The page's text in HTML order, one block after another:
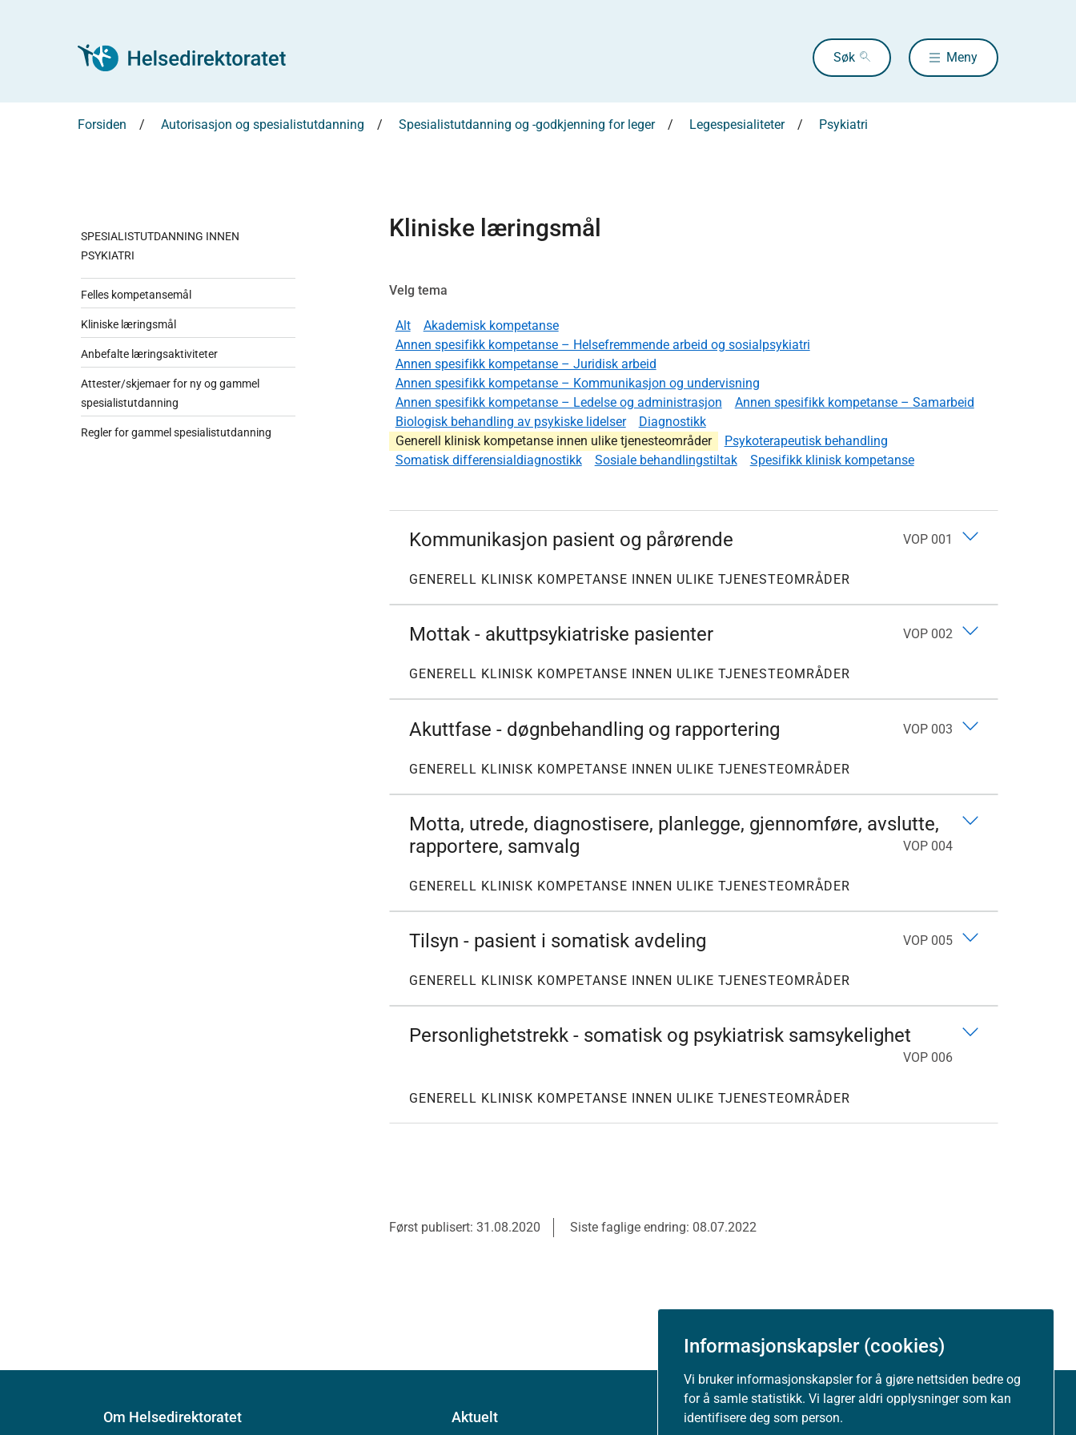
Informasjonskapsler (cookies)
Vi bruker informasjonskapsler for å gjøre nettsiden bedre og
for å samle statistikk. Vi lagrer aldri opplysninger som kan
identifisere deg som person.
Søk Meny
Forsiden Autorisasjon og spesialistutdanning Spesialistutdanning og -godkjenning for leger Legespesialiteter Psykiatri
SPESIALISTUTDANNING INNEN
PSYKIATRI
Felles kompetansemål
Kliniske læringsmål
Anbefalte læringsaktiviteter
Attester/skjemaer for ny og gammel
spesialistutdanning
Regler for gammel spesialistutdanning
Kliniske læringsmål
Velg tema
Alt
Akademisk kompetanse
Annen spesifikk kompetanse – Helsefremmende arbeid og sosialpsykiatri
Annen spesifikk kompetanse – Juridisk arbeid
Annen spesifikk kompetanse – Kommunikasjon og undervisning
Annen spesifikk kompetanse – Ledelse og administrasjon
Annen spesifikk kompetanse – Samarbeid
Biologisk behandling av psykiske lidelser
Diagnostikk
Generell klinisk kompetanse innen ulike tjenesteområder
Psykoterapeutisk behandling
Somatisk differensialdiagnostikk
Sosiale behandlingstiltak Spesifikk klinisk kompetanse
Kommunikasjon pasient og pårørende VOP 001
GENERELL KLINISK KOMPETANSE INNEN ULIKE TJENESTEOMRÅDER
Mottak - akuttpsykiatriske pasienter VOP 002
GENERELL KLINISK KOMPETANSE INNEN ULIKE TJENESTEOMRÅDER
Akuttfase - døgnbehandling og rapportering VOP 003
GENERELL KLINISK KOMPETANSE INNEN ULIKE TJENESTEOMRÅDER
Motta, utrede, diagnostisere, planlegge, gjennomføre, avslutte,
rapportere, samvalg
VOP 004
GENERELL KLINISK KOMPETANSE INNEN ULIKE TJENESTEOMRÅDER
Tilsyn - pasient i somatisk avdeling VOP 005
GENERELL KLINISK KOMPETANSE INNEN ULIKE TJENESTEOMRÅDER
Personlighetstrekk - somatisk og psykiatrisk samsykelighet
VOP 006
GENERELL KLINISK KOMPETANSE INNEN ULIKE TJENESTEOMRÅDER
Først publisert: 31.08.2020 Siste faglige endring: 08.07.2022
Om Helsedirektoratet Aktuelt Om nettstedet